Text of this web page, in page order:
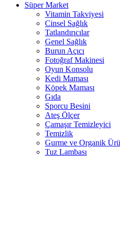
Süper Market
Vitamin Takviyesi
Cinsel Sağlık
Tatlandırıcılar
Genel Sağlık
Burun Açıcı
Fotoğraf Makinesi
Oyun Konsolu
Kedi Maması
Köpek Maması
Gıda
Sporcu Besini
Ateş Ölçer
Çamaşır Temizleyici
Temizlik
Gurme ve Organik
Tuz Lambası